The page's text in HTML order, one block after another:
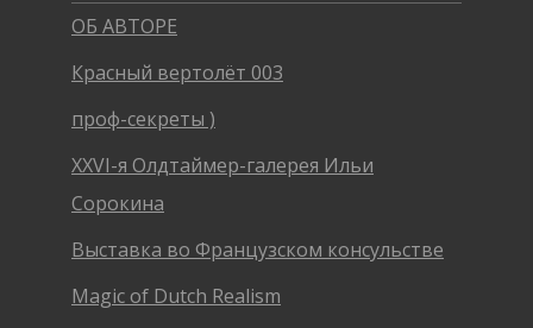
ОБ АВТОРЕ
Красный вертолёт 003
проф-секреты )
XXVI-я Олдтаймер-галерея Ильи
Сорокина
Выставка во Французском консульстве
Magic of Dutch Realism